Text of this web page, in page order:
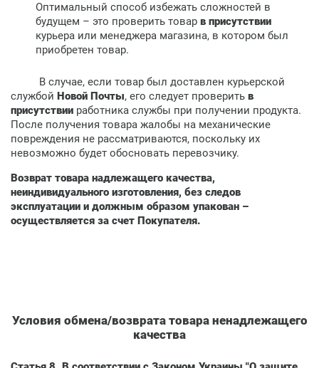
Оптимальный способ избежать сложностей в
будущем – это проверить товар в присутствии
курьера или менеджера магазина, в котором был
приобретен товар.
В случае, если товар был доставлен курьерской
службой Новой Почты, его следует проверить в
присутствии работника службы при получении продукта.
После получения товара жалобы на механические
повреждения не рассматриваются, поскольку их
невозможно будет обосновать перевозчику.
Возврат товара надлежащего качества,
неиндивидуального изготовления, без следов
эксплуатации и должным образом упакован –
осуществляется за счет Покупателя.
Условия обмена/возврата товара ненадлежащего
качества